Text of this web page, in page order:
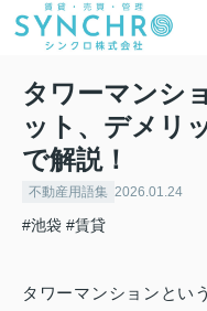
タワーマンシ
ット、デメリ
で解説！
不動産用語集 2026.01.24
#池袋 #賃貸
タワーマンションとい